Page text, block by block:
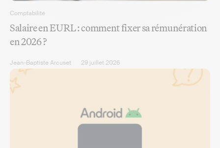
Comptabilité
Salaire en EURL : comment fixer sa rémunération
en 2026 ?
Jean-Baptiste Arcuset 29 juillet 2026